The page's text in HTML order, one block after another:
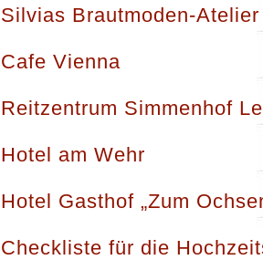
Silvias Brautmoden-Atelier
Cafe Vienna
Reitzentrum Simmenhof
Hotel am Wehr
Hotel Gasthof „Zum
Checkliste für die